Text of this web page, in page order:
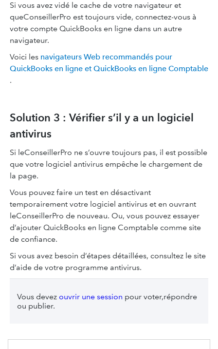
Si vous avez vidé le cache de votre navigateur et
queConseillerPro est toujours vide, connectez-vous à
votre compte QuickBooks en ligne dans un autre
navigateur.
Voici les navigateurs Web recommandés pour
QuickBooks en ligne et QuickBooks en ligne Comptable
.
Solution 3 : Vérifier s’il y a un logiciel
antivirus
Si leConseillerPro ne s’ouvre toujours pas, il est possible
que votre logiciel antivirus empêche le chargement de
la page.
Vous pouvez faire un test en désactivant
temporairement votre logiciel antivirus et en ouvrant
leConseillerPro de nouveau. Ou, vous pouvez essayer
d’ajouter QuickBooks en ligne Comptable comme site
de confiance.
Si vous avez besoin d’étapes détaillées, consultez le site
d’aide de votre programme antivirus.
Vous devez ouvrir une session pour voter,répondre
ou publier.